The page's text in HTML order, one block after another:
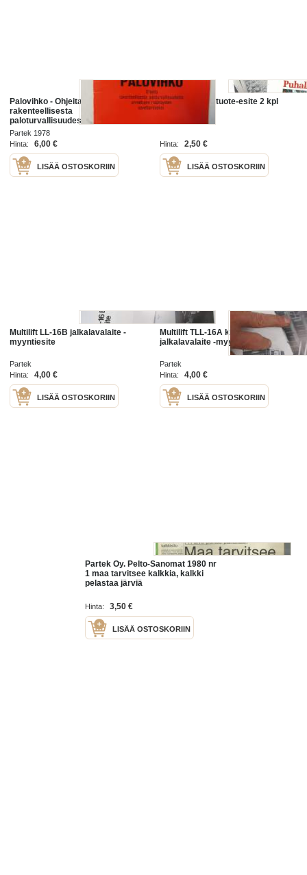
Palovihko - Ohjeita
rakenteellisesta
paloturvallisuudesta annettujen
määräysten soveltamiseksi
Partek 1978
Hinta:
6,00 €
LISÄÄ OSTOSKORIIN
Puhallusvilla - tuote-esite 2 kpl
1983
Hinta: 2,50 €
LISÄÄ OSTOSKORIIN
Multilift LL-16B jalkalavalaite -
myyntiesite
Partek
Hinta:
4,00 €
LISÄÄ OSTOSKORIIN
Multilift TLL-16A kippaava
jalkalavalaite -myyntiesite
Partek
Hinta:
4,00 €
LISÄÄ OSTOSKORIIN
Partek Oy. Pelto-Sanomat 1980 nr
1 maa tarvitsee kalkkia, kalkki
pelastaa järviä
Hinta: 3,50 €
LISÄÄ OSTOSKORIIN